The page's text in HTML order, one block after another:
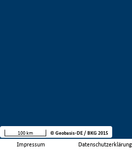
Impressum Datenschutzerklärung
100 km © Geobasis-DE / BKG 2015